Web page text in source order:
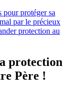
pour protéger sa
par le précieux
protection au
protection
Père !